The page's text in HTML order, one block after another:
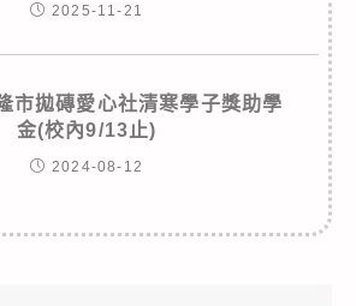
2025-11-21
市拋磚愛心社清寒學子獎助學
金(校內9/13止)
2024-08-12